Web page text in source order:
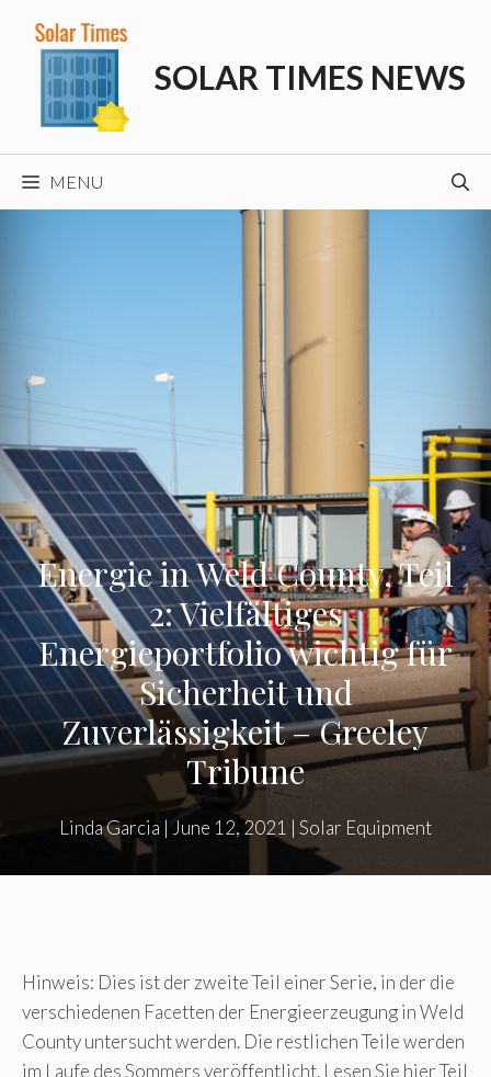
content
SOLAR TIMES NEWS
MENU
Energie in Weld County, Teil
2: Vielfältiges
Energieportfolio wichtig für
Sicherheit und
Zuverlässigkeit – Greeley
Tribune
Linda Garcia | June 12, 2021 | Solar Equipment
Hinweis: Dies ist der zweite Teil einer Serie, in der die
verschiedenen Facetten der Energieerzeugung in Weld
County untersucht werden. Die restlichen Teile werden
im Laufe des Sommers veröffentlicht. Lesen Sie hier Teil